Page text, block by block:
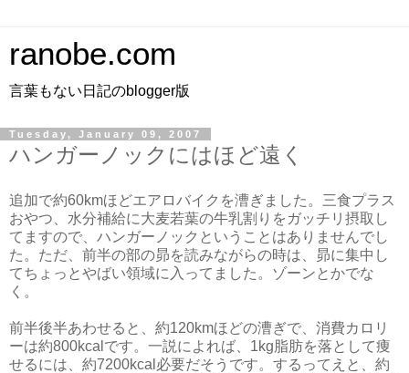
ranobe.com
言葉もない日記のblogger版
Tuesday, January 09, 2007
ハンガーノックにはほど遠く
追加で約60kmほどエアロバイクを漕ぎました。三食プラス
おやつ、水分補給に大麦若葉の牛乳割りをガッチリ摂取し
てますので、ハンガーノックということはありませんでし
た。ただ、前半の部の昴を読みながらの時は、昴に集中し
てちょっとやばい領域に入ってました。ゾーンとかでな
く。
前半後半あわせると、約120kmほどの漕ぎで、消費カロリ
ーは約800kcalです。一説によれば、1kg脂肪を落として痩
せるには、約7200kcal必要だそうです。するってえと、約